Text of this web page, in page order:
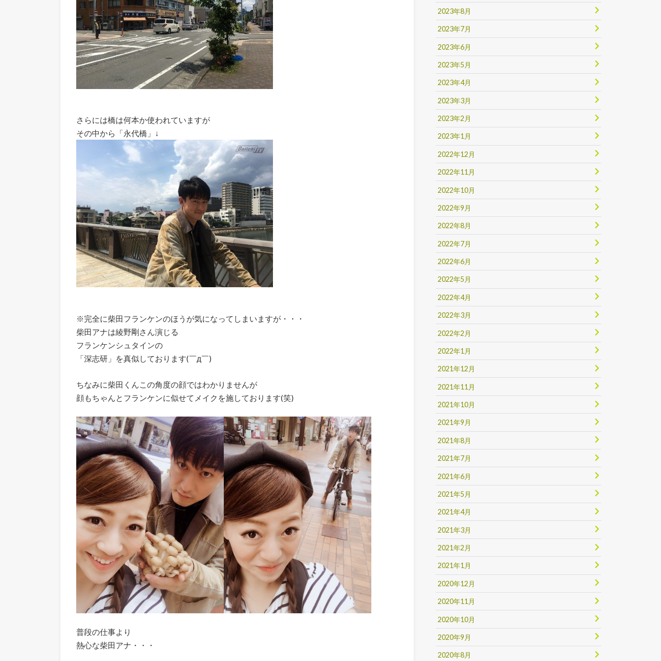
さらには橋は何本か使われていますが
その中から「永代橋」↓
※完全に柴田フランケンのほうが気になってしまいますが・・・
柴田アナは綾野剛さん演じる
フランケンシュタインの
「深志研」を真似しております(￣д￣)
ちなみに柴田くんこの角度の顔ではわかりませんが
顔もちゃんとフランケンに似せてメイクを施しております(笑)
普段の仕事より
熱心な柴田アナ・・・
2023年8月
2023年7月
2023年6月
2023年5月
2023年4月
2023年3月
2023年2月
2023年1月
2022年12月
2022年11月
2022年10月
2022年9月
2022年8月
2022年7月
2022年6月
2022年5月
2022年4月
2022年3月
2022年2月
2022年1月
2021年12月
2021年11月
2021年10月
2021年9月
2021年8月
2021年7月
2021年6月
2021年5月
2021年4月
2021年3月
2021年2月
2021年1月
2020年12月
2020年11月
2020年10月
2020年9月
2020年8月